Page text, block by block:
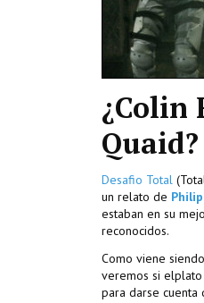
¿Colin
Quaid?
Desafio Total
un relato de
estaban en su
reconocidos.
Como viene
veremos si
para darse